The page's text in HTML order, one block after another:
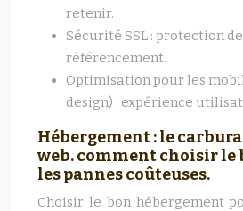
retenir.
Sécurité SSL : protection
référencement.
Optimisation pour les
design) : expérience
Hébergement : le
web. comment choisir le
les pannes coûteuses.
Choisir le bon hébergement